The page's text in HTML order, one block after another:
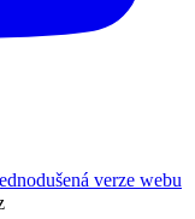
verze webu